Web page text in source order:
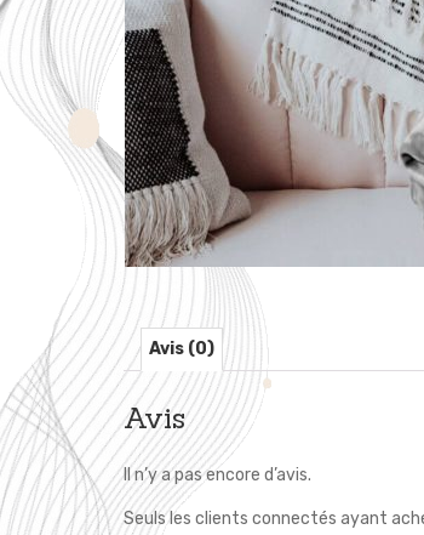
Avis (0)
Avis
Il n’y a pas encore d’avis.
Seuls les clients connectés ayant